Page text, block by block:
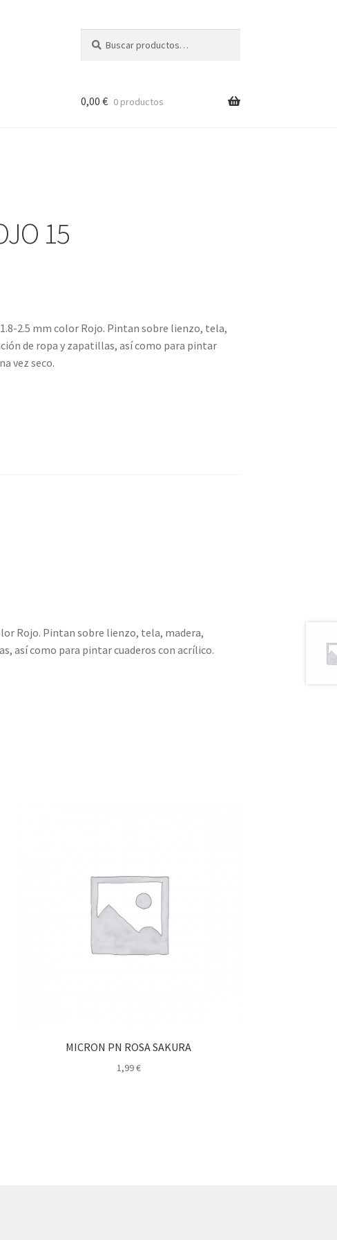
por:
0,00 € 0 productos
15
2.5 mm color Rojo. Pintan sobre lienzo, tela,
de ropa y zapatillas, así como para pintar
vez seco.
Rojo. Pintan sobre lienzo, tela, madera,
así como para pintar cuaderos con acrílico.
MICRON PN ROSA SAKURA
1,99€